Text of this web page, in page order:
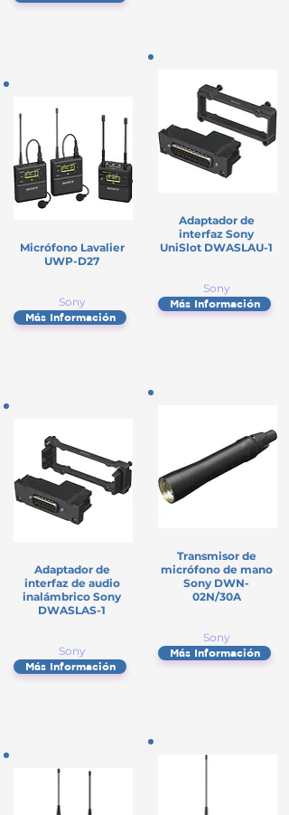
Micrófono Lavalier
UWP-D27
Sony
Más Información
Adaptador de
interfaz de audio
inalámbrico Sony
DWASLAS-1
Sony
Más Información
Adaptador de
interfaz Sony
UniSlot DWASLAU-1
Sony
Más Información
Transmisor de
micrófono de mano
Sony DWN-
02N/30A
Sony
Más Información